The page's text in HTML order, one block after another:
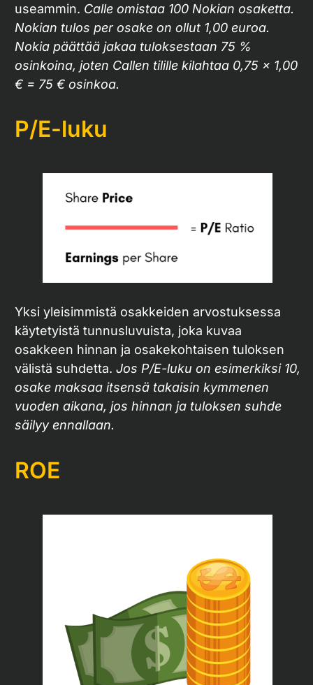
useammin. Calle omistaa 100 Nokian osaketta.
Nokian tulos per osake on ollut 1,00 euroa.
Nokia päättää jakaa tuloksestaan 75 %
osinkoina, joten Callen tilille kilahtaa 0,75 x 1,00
€ = 75 € osinkoa.
P/E-luku
Yksi yleisimmistä osakkeiden arvostuksessa
käytetyistä tunnusluvuista, joka kuvaa
osakkeen hinnan ja osakekohtaisen tuloksen
välistä suhdetta. Jos P/E-luku on esimerkiksi 10,
osake maksaa itsensä takaisin kymmenen
vuoden aikana, jos hinnan ja tuloksen suhde
säilyy ennallaan.
ROE